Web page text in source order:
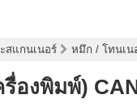
สแกนเนอร์ หมึก / โทนเน
องพิมพ์)